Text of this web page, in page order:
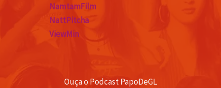
NamtamFilm
NattPitcha
ViewMin
Ouça o Podcast PapoDeGL